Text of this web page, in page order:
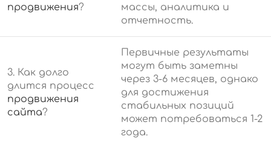
продвижения?
массы, аналитика и
отчетность.
3. Как долго
длится процесс
продвижения
сайта?
Первичные результаты
могут быть заметны
через 3-6 месяцев, однако
для достижения
стабильных позиций
может потребоваться 1-2
года.